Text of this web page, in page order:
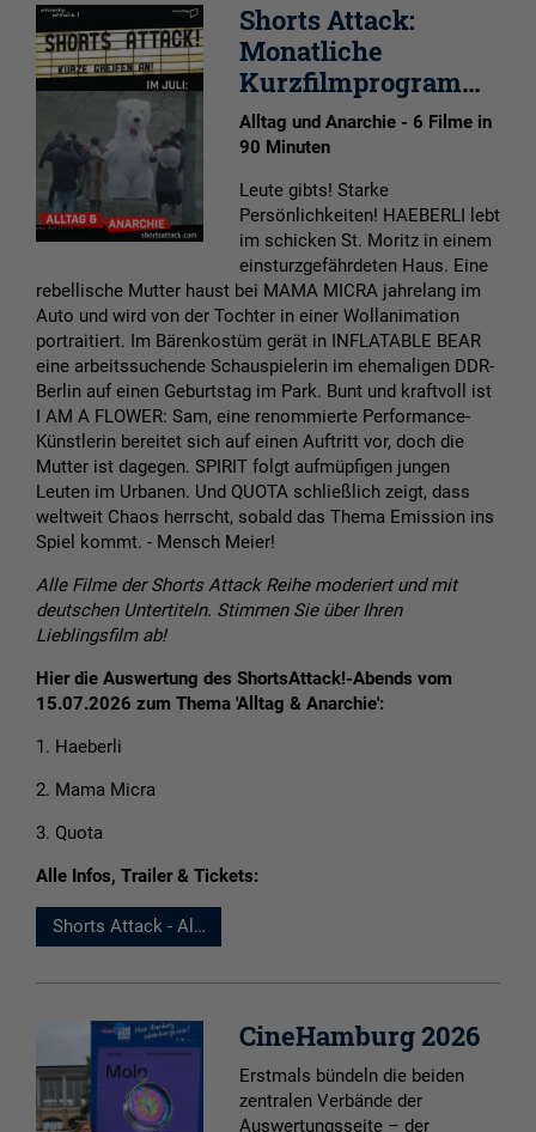
Shorts Attack:
Monatliche
Kurzfilmprogramme
Alltag und Anarchie - 6 Filme in
90 Minuten
Leute gibts! Starke
Persönlichkeiten! HAEBERLI lebt
im schicken St. Moritz in einem
einsturzgefährdeten Haus. Eine
rebellische Mutter haust bei MAMA MICRA jahrelang im
Auto und wird von der Tochter in einer Wollanimation
portraitiert. Im Bärenkostüm gerät in INFLATABLE BEAR
eine arbeitssuchende Schauspielerin im ehemaligen DDR-
Berlin auf einen Geburtstag im Park. Bunt und kraftvoll ist
I AM A FLOWER: Sam, eine renommierte Performance-
Künstlerin bereitet sich auf einen Auftritt vor, doch die
Mutter ist dagegen. SPIRIT folgt aufmüpfigen jungen
Leuten im Urbanen. Und QUOTA schließlich zeigt, dass
weltweit Chaos herrscht, sobald das Thema Emission ins
Spiel kommt. - Mensch Meier!
Alle Filme der Shorts Attack Reihe moderiert und mit
deutschen Untertiteln. Stimmen Sie über Ihren
Lieblingsfilm ab!
Hier die Auswertung des ShortsAttack!-Abends vom
15.07.2026 zum Thema 'Alltag & Anarchie':
1. Haeberli
2. Mama Micra
3. Quota
Alle Infos, Trailer & Tickets:
Shorts Attack - Alltag und Anarchie
CineHamburg 2026
Erstmals bündeln die beiden
zentralen Verbände der
Auswertungsseite – der